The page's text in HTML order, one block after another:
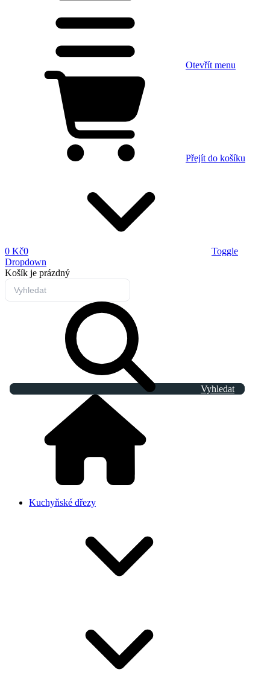
Otevřít menu
Přejít do košíku
0 Kč0
Toggle
Dropdown
Košík je prázdný
Vyhledat
Kuchyňské dřezy